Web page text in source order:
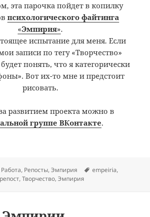
эта парочка пойдет в копилку
психологического файтинга
«Эмпирия».
испытание для меня. Если
записи по тегу «Творчество»
понять, что я категорически
Вот их-то мне и предстоит
рисовать.
развитием проекта можно в
группе ВКонтакте.
Categories
Работа, Репосты,Эмпирия Tags
empeiria,
репост,Творчество,Эмпирия